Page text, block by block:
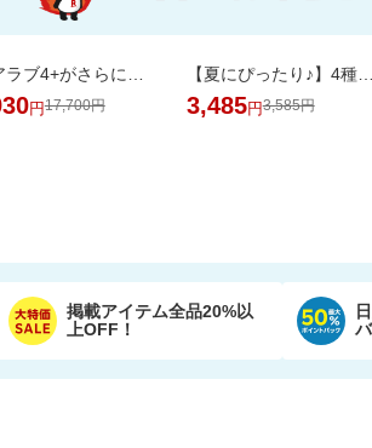
円17,700円
【夏にぴったり♪】4種のフレーバーが楽しめる。ひんやり爽やかなサブレサンドアイス
3,485円3,585円
掲載アイテム全品20%以
上OFF！